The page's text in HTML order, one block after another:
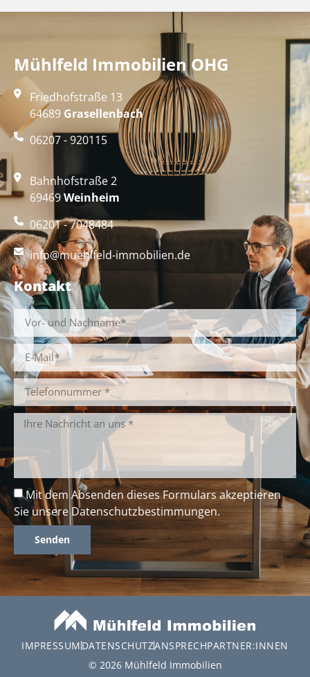
Mühlfeld Immobilien OHG
Friedhofstraße 13
64689 Grasellenbach
06207 - 920115
Bahnhofstraße 2
69469Weinheim
06201 - 7048484
info@muehlfeld-immobilien.de
Kontakt
Mit dem Absenden dieses Formulars akzeptieren
Sie unsereDatenschutzbestimmungen.
Senden
Alternative:
IMPRESSUMDATENSCHUTZANSPRECHPARTNER:INNEN
© 2026 Mühlfeld Immobilien